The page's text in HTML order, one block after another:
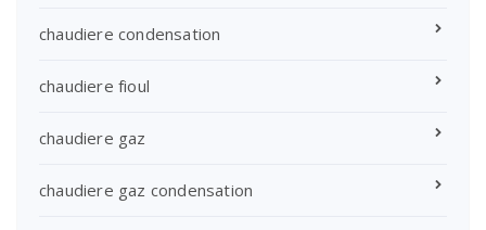
chaudiere condensation
chaudiere fioul
chaudiere gaz
chaudiere gaz condensation